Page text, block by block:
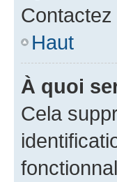
Haut
À quoi
Cela